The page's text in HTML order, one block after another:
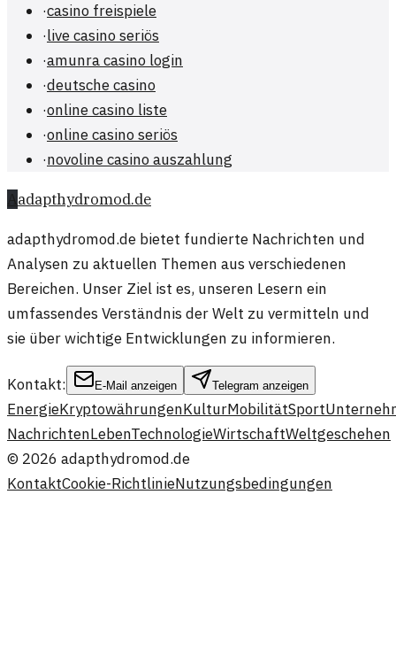
·casino freispiele
·live casino seriös
·amunra casino login
·deutsche casino
·online casino liste
·online casino seriös
·novoline casino auszahlung
Aadapthydromod.de
adapthydromod.de bietet fundierte Nachrichten und
Analysen zu aktuellen Themen aus verschiedenen
Bereichen. Unser Ziel ist es, unseren Lesern ein
umfassendes Verständnis der Welt zu vermitteln und
sie über wichtige Entwicklungen zu informieren.
Kontakt: E-Mail anzeigen Telegram anzeigen
EnergieKryptowährungenKulturMobilitätSport
NachrichtenLebenTechnologieWirtschaftWeltgeschehen
© 2026 adapthydromod.de
KontaktCookie-RichtlinieNutzungsbedingungen